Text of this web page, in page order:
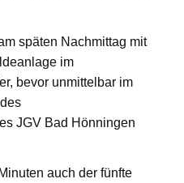
späten Nachmittag mit
im
bevor unmittelbar im
JGV Bad Hönningen
auch der fünfte